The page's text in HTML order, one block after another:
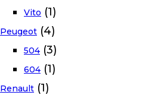
Vito (1)
Peugeot (4)
504 (3)
604 (1)
Renault (1)